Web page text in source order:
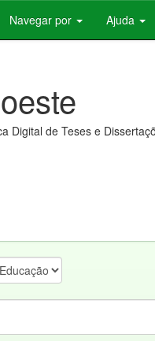
Navegar por Ajuda
Digital de Teses e